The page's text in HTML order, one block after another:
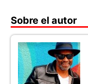
Sobre el autor